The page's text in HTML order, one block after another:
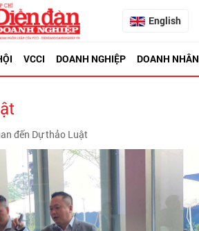
English
VCCI DOANH NGHIỆP DOANH NHÂN
đến Dự thảo Luật